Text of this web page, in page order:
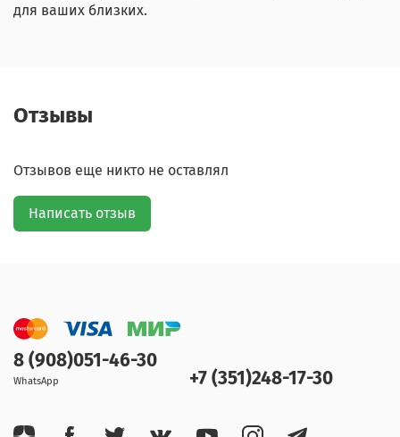
для ваших близких.
Отзывы
Отзывов еще никто не оставлял
Написать отзыв
8 (908)051-46-30
WhatsApp +7 (351)248-17-30